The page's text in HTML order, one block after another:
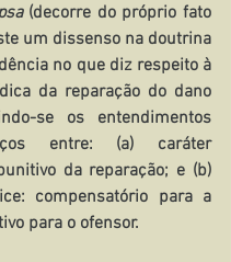
(decorre do próprio fato
um dissenso na doutrina
no que diz respeito à
da reparação do dano
se os entendimentos
entre: (a) caráter
da reparação; e (b)
compensatório para a
para o ofensor.